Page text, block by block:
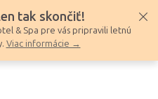
tak skončiť!
& Spa pre vás pripravili letnú
Viac informácie →